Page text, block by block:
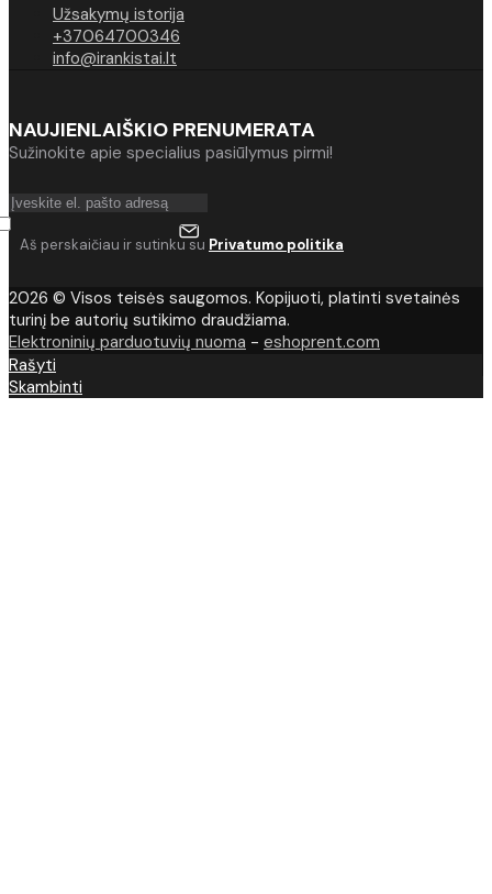
Užsakymų istorija
+37064700346
info@irankistai.lt
NAUJIENLAIŠKIO PRENUMERATA
Sužinokite apie specialius pasiūlymus pirmi!
Aš perskaičiau ir sutinku su Privatumo politika
2026 © Visos teisės saugomos. Kopijuoti, platinti svetainės
turinį be autorių sutikimo draudžiama.
Elektroninių parduotuvių nuoma - eshoprent.com
Rašyti
Skambinti